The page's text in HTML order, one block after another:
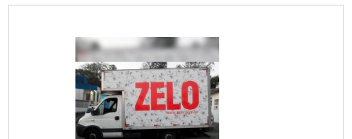
CCM também é caracterizado como um
em que uma ou mais partes são separadas
por barramento de energia, contendo
unidades de controle do
motor.Características importantes desse
produtoO centro de controle inclui diversas